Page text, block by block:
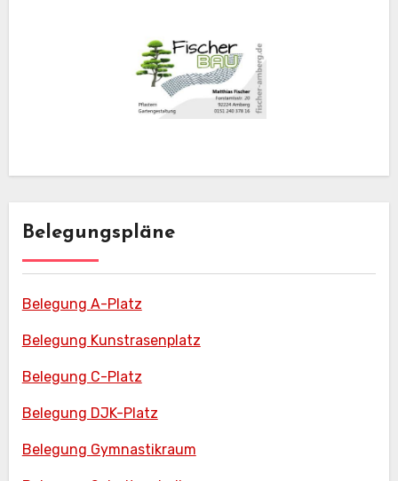
Belegungspläne
Belegung A-Platz
Belegung Kunstrasenplatz
Belegung C-Platz
Belegung DJK-Platz
Belegung Gymnastikraum